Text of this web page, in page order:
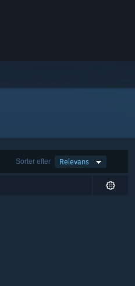
Sorter efter Relevans